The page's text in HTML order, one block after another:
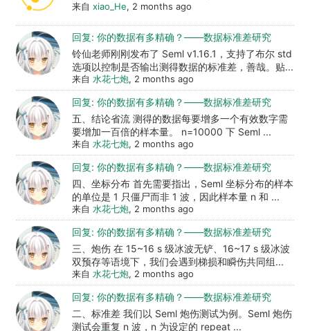
来自 xiao_He, 2 months ago
回复: 你的数据有多精确？——数据标准差研究
铃仙老师刚刚发布了 Seml v1.16.1，支持了布尔 std
选项以控制是否输出测得数据的标准差，善哉。贴...
来自 水花七炮, 2 months ago
回复: 你的数据有多精确？——数据标准差研究
五、结论省流 测得的数据每要增多一个有效数字需
要增加一百倍的样本量。 n=10000 下 Seml ...
来自 水花七炮, 2 months ago
回复: 你的数据有多精确？——数据标准差研究
四、坐标分布 首先需要指出，Seml 坐标分布的样本
的单位是 1 只僵尸而非 1 波，因此样本量 n 和 ...
来自 水花七炮, 2 months ago
回复: 你的数据有多精确？——数据标准差研究
三、炮伤 在 15~16 s 级冰波无铲、16~17 s 级冰波
双预存等语境下，我们会遇到梯损和瞬伤共同组...
来自 水花七炮, 2 months ago
回复: 你的数据有多精确？——数据标准差研究
二、标准差 我们以 Seml 炮伤测试为例。Seml 炮伤
测试会重复 n 波，n 为设定的 repeat ...